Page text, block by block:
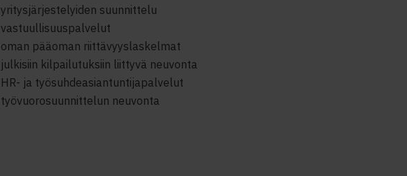
yritysjärjestelyiden suunnittelu
vastuullisuuspalvelut
oman pääoman riittävyyslaskelmat
julkisiin kilpailutuksiin liittyvä neuvonta
HR- ja työsuhdeasiantuntijapalvelut
työvuorosuunnittelun neuvonta